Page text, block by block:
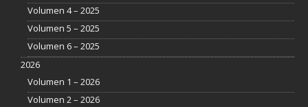
Volumen 4 – 2025
Volumen 5 – 2025
Volumen 6 – 2025
2026
Volumen 1 – 2026
Volumen 2 – 2026